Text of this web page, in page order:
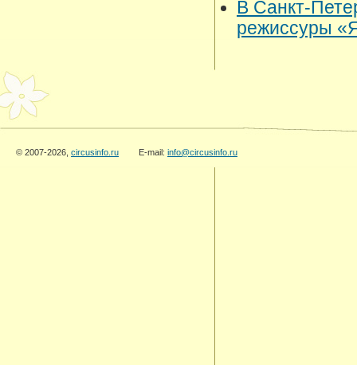
В Санкт-
режиссуры
© 2007-2026, circusinfo.ru E-mail: info@circusinfo.ru